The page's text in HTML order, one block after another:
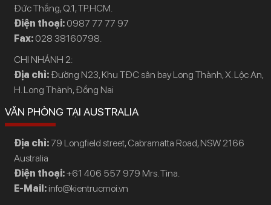
Đức Thắng, Q.1, TP.HCM.
Điện thoại: 0987 77 77 97
Fax: 028 38160798.
CHI NHÁNH 2:
Địa chỉ:Đường N23, Khu TĐC sân bay Long Thành, X. Lộc An,
H. Long Thành, Đồng Nai
VĂN PHÒNG TẠI AUSTRALIA
Địa chỉ:79 Longfield street, Cabramatta Road, NSW 2166
Australia
Điện thoại:+61 406 557 979 Mrs. Tina.
E-Mail: info@kientrucmoi.vn